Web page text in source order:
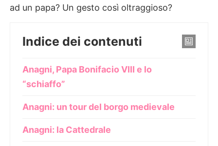
ad un papa? Un gesto così oltraggioso?
Indice dei contenuti
Anagni, Papa Bonifacio VIII e lo
“schiaffo”
Anagni: un tour del borgo medievale
Anagni: la Cattedrale